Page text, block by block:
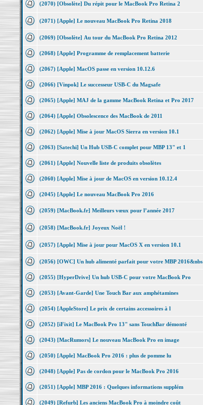
(2070) [Obsolète] Du répit pour le MacBook Pro Retina 2
(2071) [Apple] Le nouveau MacBook Pro Retina 2018
(2069) [Obsolète] Au tour du MacBook Pro Retina 2012
(2068) [Apple] Programme de remplacement batterie
(2067) [Apple] MacOS passe en version 10.12.6
(2066) [Vinpok] Le successeur USB-C du Magsafe
(2065) [Apple] MAJ de la gamme MacBook Retina et Pro 2017
(2064) [Apple] Obsolescence des MacBook de 2011
(2062) [Apple] Mise à jour MacOS Sierra en version 10.1
(2063) [Satechi] Un Hub USB-C complet pour MBP 13" et 1
(2061) [Apple] Nouvelle liste de produits obsolètes
(2060) [Apple] Mise à jour de MacOS en version 10.12.4
(2045) [Apple] Le nouveau MacBook Pro 2016
(2059) [MacBook.fr] Meilleurs vœux pour l’année 2017
(2058) [MacBook.fr] Joyeux Noël !
(2057) [Apple] Mise à jour pour MacOS X en version 10.1
(2056) [OWC] Un hub alimenté parfait pour votre MBP 2016&nbs
(2055) [HyperDrive] Un hub USB-C pour votre MacBook Pro
(2053) [Avant-Garde] Une Touch Bar aux amphétamines
(2054) [AppleStore] Le prix de certains accessoires à l
(2052) [iFixit] Le MacBook Pro 13" sans TouchBar démonté
(2043) [MacRumors] Le nouveau MacBook Pro en image
(2050) [Apple] MacBook Pro 2016 : plus de pomme lu
(2048) [Apple] Pas de cordon pour le MacBook Pro 2016
(2051) [Apple] MBP 2016 : Quelques informations supplém
(2049) [Refurb] Les anciens MacBook Pro à moindre coût